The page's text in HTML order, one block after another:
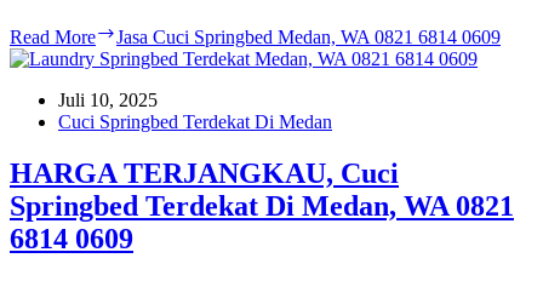
Read More Jasa Cuci Springbed Medan, WA 0821 6814 0609
Juli 10, 2025
Cuci Springbed Terdekat Di Medan
HARGA TERJANGKAU, Cuci
Springbed Terdekat Di Medan, WA 0821
6814 0609